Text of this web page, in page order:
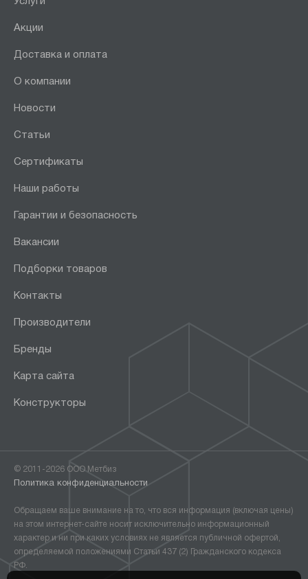
Акции
Доставка и оплата
О компании
Новости
Статьи
Сертификаты
Наши работы
Гарантии и безопасность
Вакансии
Подборки товаров
Контакты
Производители
Бренды
Карта сайта
Конструкторы
© 2011-2026 ООО Метбиз
Политика конфиденциальности
Обращаем ваше внимание на то, что вся информация (включая цены)
на этом интернет-сайте носит исключительно информационный
характер и ни при каких условиях не является публичной офертой,
определяемой положениями Статьи 437 (2) Гражданского кодекса
РФ.